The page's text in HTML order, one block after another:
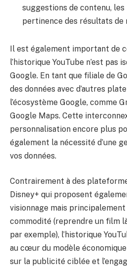
suggestions de contenu,
pertinence des résultats de
Il est également important de
l’historique YouTube n’est pas
Google. En tant que filiale de
des données avec d’autres
l’écosystème Google, comme
Google Maps. Cette
personnalisation encore plus
également la nécessité d’une
vos données.
Contrairement à des
Disney+ qui proposent
visionnage mais principalement
commodité (reprendre un film là
par exemple), l’historique
au cœur du modèle
sur la publicité ciblée et